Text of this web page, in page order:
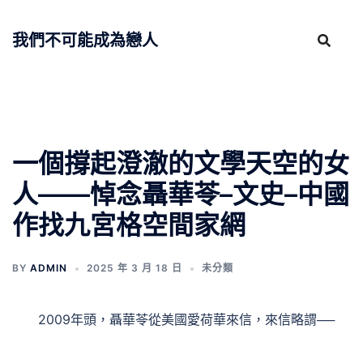
我們不可能成為戀人
一個撐起澄澈的文學天空的女
人——悼念聶華苓–文史–中國
作找九宮格空間家網
BY ADMIN 2025 年 3 月 18 日 未分類
2009年頭，聶華苓從美國愛荷華來信，來信略謂──